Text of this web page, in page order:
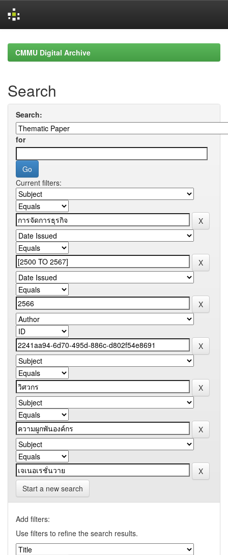
navigationCMMU Digital Archive
Search
Search:
for
Current filters:
Start a new search
Add filters:
Use filters to refine the search results.